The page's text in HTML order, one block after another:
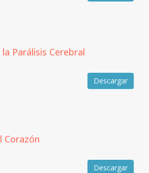
Parálisis Cerebral
Descargar
Corazón
Descargar